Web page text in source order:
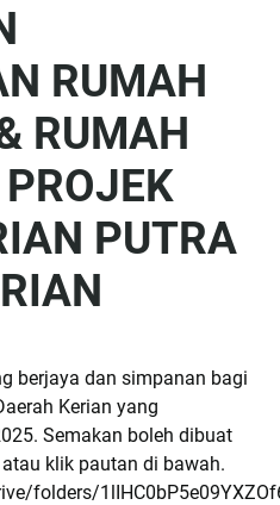
RUMAH
RUMAH
PUTRA
berjaya dan simpanan bagi
Kerian yang
Semakan boleh dibuat
klik pautan di bawah.
folders/